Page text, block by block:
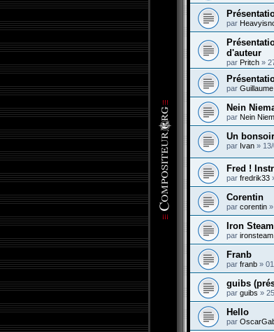
par
d'auteur
par Pritch »
par
Nein
par Nein
Un
par Ivan »
Fred !
par fredrik33
Corentin
par corentin »
Iron Steam
par ironsteam
Franb
par franb »
guibs
par guibs »
Hello
par